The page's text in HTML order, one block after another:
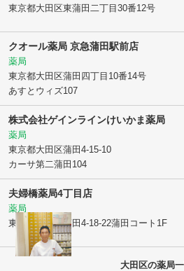
東京都大田区東蒲田二丁目30番12号
クオール薬局 京急蒲田駅前店
薬局
東京都大田区蒲田四丁目10番14号
あすとウィズ107
株式会社ゲインラインけいかま薬局
薬局
東京都大田区蒲田4-15-10
カーサ第二蒲田104
夫婦橋薬局4丁目店
薬局
東京都大田区蒲田4-18-22蒲田コート1F
大田区の薬局